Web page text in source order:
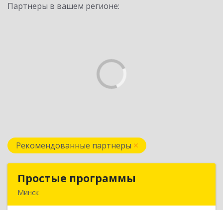
Партнеры в вашем регионе:
Рекомендованные партнеры
Простые программы
Минск
Простые программы